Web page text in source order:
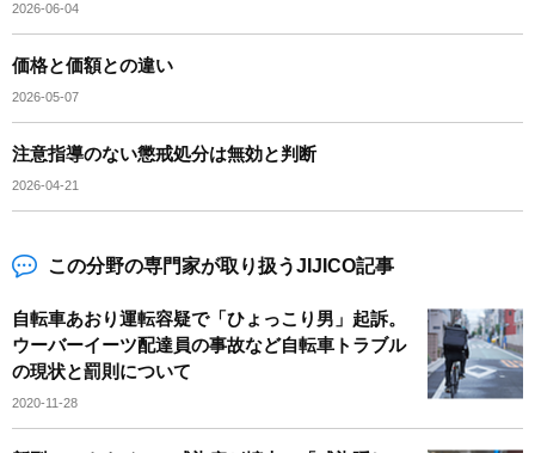
2026-06-04
価格と価額との違い
2026-05-07
注意指導のない懲戒処分は無効と判断
2026-04-21
この分野の専門家が取り扱うJIJICO記事
自転車あおり運転容疑で「ひょっこり男」起訴。
ウーバーイーツ配達員の事故など自転車トラブル
の現状と罰則について
2020-11-28